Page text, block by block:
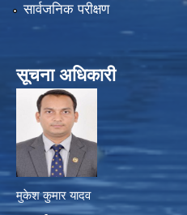
सार्वजनिक परीक्षण
सूचना अधिकारी
मुकेश कुमार यादव